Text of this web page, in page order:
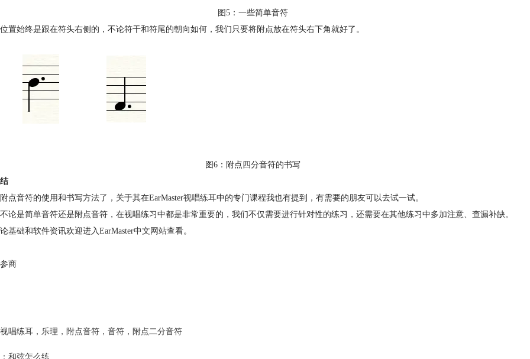
图5：一些简单音符
置始终是跟在符头右侧的，不论符干和符尾的朝向如何，我们只要将附点放在符头右下角就好了。
图6：附点四分音符的书写
点音符的使用和书写方法了，关于其在EarMaster视唱练耳中的专门课程我也有提到，有需要的朋友可以去试一试。
论是简单音符还是附点音符，在视唱练习中都是非常重要的，我们不仅需要进行针对性的练习，还需要在其他练习中多加注意、查漏补缺。
基础和软件资讯欢迎进入EarMaster中文网站查看。
商
视唱练耳 ， 乐理 ， 附点音符 ， 音符 ， 附点二分音符
和弦怎么练